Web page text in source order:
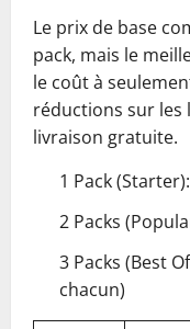
Le prix de base
pack, mais le
le coût à
réductions sur les
livraison gratuite.
1 Pack
2 Packs
3 Packs (Best
chacun)